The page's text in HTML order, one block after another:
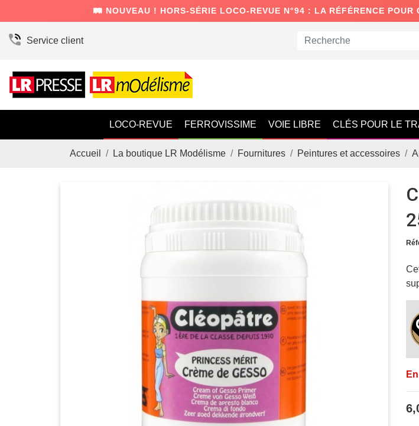
🛤️ NOUVEAU ! HORS-SÉRIE LOCO-REVUE N°94 : LA RÉFÉRENCE
Service client
LOCO-REVUE FERROVISSIME VOIE LIBRE CLÉS POUR LE
Accueil La boutique LR Modélisme Fournitures Peintures et accessoires